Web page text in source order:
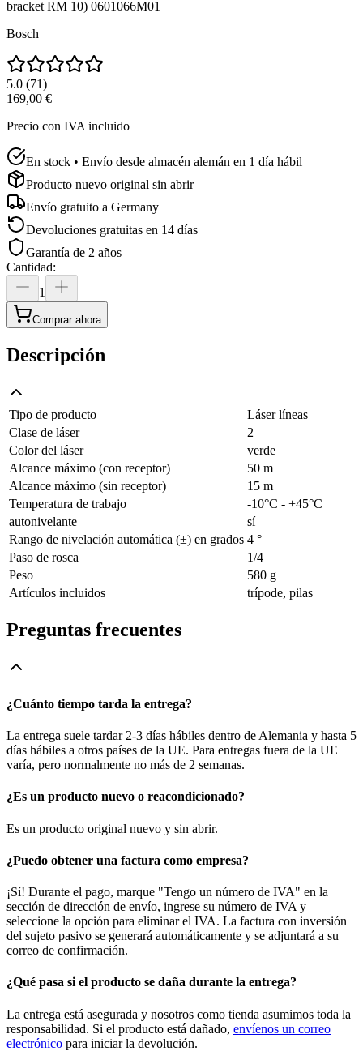
bracket RM 10) 0601066M01
Bosch
5.0 (71)
169,00 €
Precio con IVA incluido
En stock • Envío desde almacén alemán en 1 día hábil
Producto nuevo original sin abrir
Envío gratuito a Germany
Devoluciones gratuitas en 14 días
Garantía de 2 años
Cantidad:
1
Comprar ahora
Descripción
Tipo de producto
Láser líneas
Clase de láser
2
Color del láser
verde
Alcance máximo (con receptor)
50 m
Alcance máximo (sin receptor)
15 m
Temperatura de trabajo
-10°C - +45°C
autonivelante
sí
Rango de nivelación automática (±) en grados 4 °
Paso de rosca
1/4
Peso
580 g
Artículos incluidos
trípode, pilas
Preguntas frecuentes
¿Cuánto tiempo tarda la entrega?
La entrega suele tardar 2-3 días hábiles dentro de Alemania y hasta 5
días hábiles a otros países de la UE. Para entregas fuera de la UE
varía, pero normalmente no más de 2 semanas.
¿Es un producto nuevo o reacondicionado?
Es un producto original nuevo y sin abrir.
¿Puedo obtener una factura como empresa?
¡Sí! Durante el pago, marque "Tengo un número de IVA" en la
sección de dirección de envío, ingrese su número de IVA y
seleccione la opción para eliminar el IVA. La factura con inversión
del sujeto pasivo se generará automáticamente y se adjuntará a su
correo de confirmación.
¿Qué pasa si el producto se daña durante la entrega?
La entrega está asegurada y nosotros como tienda asumimos toda la
responsabilidad. Si el producto está dañado, envíenos un correo
electrónico para iniciar la devolución.